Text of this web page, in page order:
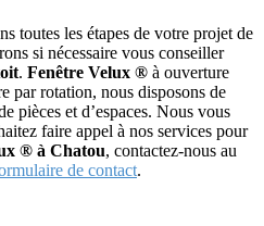
toutes les étapes de votre projet de
si nécessaire vous conseiller
. Fenêtre Velux ® à ouverture
par rotation, nous disposons de
pièces et d’espaces. Nous vous
faire appel à nos services pour
® à Chatou, contactez-nous au
de contact.